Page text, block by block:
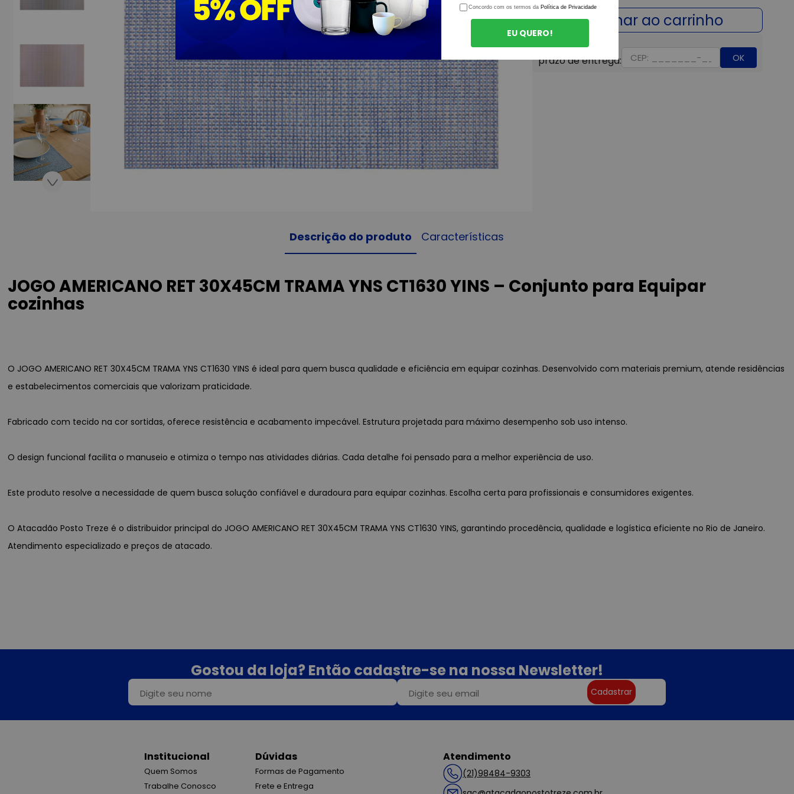
OK
Descrição do produto Características
JOGO AMERICANO RET 30X45CM TRAMA YNS CT1630 YINS – Conjunto para Equipar
cozinhas
O JOGO AMERICANO RET 30X45CM TRAMA YNS CT1630 YINS é ideal para quem busca qualidade e eficiência em equipar cozinhas. Desenvolvido com materiais premium, atende residências
e estabelecimentos comerciais que valorizam praticidade.
Fabricado com tecido na cor sortidas, oferece resistência e acabamento impecável. Estrutura projetada para máximo desempenho sob uso intenso.
O design funcional facilita o manuseio e otimiza o tempo nas atividades diárias. Cada detalhe foi pensado para a melhor experiência de uso.
Este produto resolve a necessidade de quem busca solução confiável e duradoura para equipar cozinhas. Escolha certa para profissionais e consumidores exigentes.
O Atacadão Posto Treze é o distribuidor principal do JOGO AMERICANO RET 30X45CM TRAMA YNS CT1630 YINS, garantindo procedência, qualidade e logística eficiente no Rio de Janeiro.
Atendimento especializado e preços de atacado.
Gostou da loja? Então cadastre-se na nossa Newsletter!
Cadastrar
Institucional
Quem Somos
Trabalhe Conosco
Dúvidas
Formas de Pagamento
Frete e Entrega
Atendimento
(21)98484-9303
Concordo com os termos da Política de Privacidade
EU QUERO!